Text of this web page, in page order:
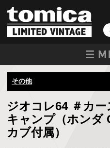
その他
ジオコレ64 ＃カ
キャンプ（ホンダ
カブ付属）